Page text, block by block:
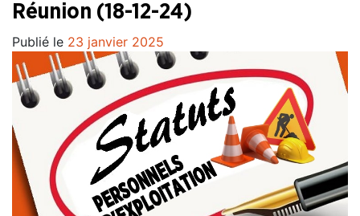
Réunion (18-12-24)
Publié le 23 janvier 2025